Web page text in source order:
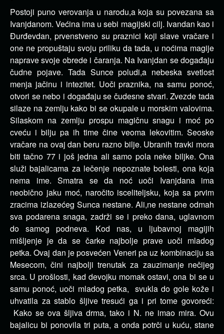
Postoji puno verovanja u narodu,a koja su povezana sa
Ivanjdanom. Većina ima u sebi magijski cilj. Ivandan kao i
Đurđevdan, prvenstveno su praznici koji slave vračare i
one ne propuštaju svoju priliku da tada, u noćima magije
naprave svoje obrede i čaranja. Na Ivanjdan se događaju
čudne pojave. Tada Sunce poludi,a nebeska svetlost
menja jačinu i intezitet. Uoči praznika, na samu ponoć,
otvori se nebo i događaju se čudesne stvari. Zvezde tada
silaze na zemlju kako bi se okupale u morskim valovima.
Silaskom na zemlju prospu magičnu snagu i moć po
cveću i bilju pa ih time čine veoma lekovitim. Seoske
vračare na ovaj dan beru razno bilje. Ubranih travki mora
biti tačno 77 i još jedna ali samo pola neke biljke. Ona
služi bajalicama za lečenje nepoznate bolesti, ona koja
nema ime. Smatra se da noć uoči Ivanjdana ima
neobično jaku moć, naročito isceliteljsku, koja sa prvim
zracima izlazećeg Sunca nestane. Ali,ne nestane odmah
sva podarena snaga, zadrži se i preko dana, uglavnom
do samog podneva. Kod nas, u ljubavnoj magijih
mišljenje je da se čarke najbolje prave uoči mladog
petka. Ovaj dan je posvećen Veneri pa uz kombinaciju sa
Mesecom, čini najbolji trenutak za zauzimanje nečijeg
srca. U prošlosti, kad devojku momak ostavi, ona bi se u
samu ponoć, uoči mladog petka, svukla do gole kože i
uhvatila za stablo šljive tresući ga i pri tome govoreći:
Kako se ova šljiva drma, tako i N. ne imao mira. Ovu
bajalicu bi ponovila tri puta, a onda potrči u kuću, stane